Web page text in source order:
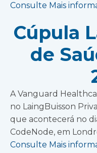
Consulte Mais
Cúpula
de
A Vanguard
no LaingBuisson
que acontecerá no
CodeNode, em
Consulte Mais